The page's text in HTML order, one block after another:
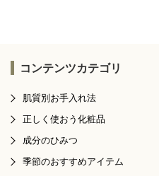
コンテンツカテゴリ
肌質別お手入れ法
正しく使おう化粧品
成分のひみつ
季節のおすすめアイテム